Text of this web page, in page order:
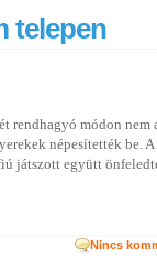
telepen
rendhagyó módon nem
népesítették be. A
játszott együtt
Nincs